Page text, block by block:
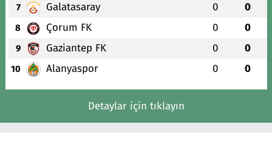
7 Galatasaray 0 0
8 Çorum FK 0 0
9 Gaziantep FK 0 0
10 Alanyaspor 0 0
Detaylar için tıklayın